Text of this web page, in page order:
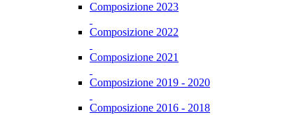
Composizione 2023
Composizione 2022
Composizione 2021
Composizione 2019 - 2020
Composizione 2016 - 2018